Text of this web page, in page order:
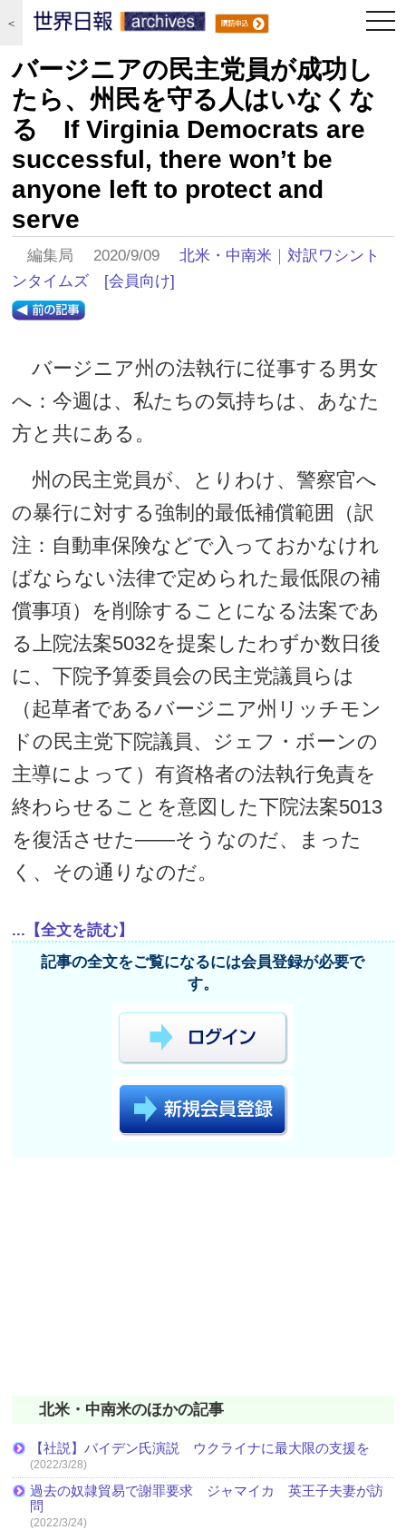
＜
バージニアの民主党員が成功し
たら、州民を守る人はいなくな
る If Virginia Democrats are
successful, there won’t be
anyone left to protect and
serve
編集局 2020/9/09北米・中南米 ｜対訳ワシント
ンタイムズ
[会員向け]
バージニア州の法執行に従事する男女
へ：今週は、私たちの気持ちは、あなた
方と共にある。
州の民主党員が、とりわけ、警察官へ
の暴行に対する強制的最低補償範囲（訳
注：自動車保険などで入っておかなけれ
ばならない法律で定められた最低限の補
償事項）を削除することになる法案であ
る上院法案5032を提案したわずか数日後
に、下院予算委員会の民主党議員らは
（起草者であるバージニア州リッチモン
ドの民主党下院議員、ジェフ・ボーンの
主導によって）有資格者の法執行免責を
終わらせることを意図した下院法案5013
を復活させた――そうなのだ、まった
く、その通りなのだ。
...【全文を読む】
記事の全文をご覧になるには会員登録が必要で
す。
北米・中南米のほかの記事
【社説】バイデン氏演説 ウクライナに最大限の支援を
(2022/3/28)
過去の奴隷貿易で謝罪要求 ジャマイカ 英王子夫妻が訪
問
(2022/3/24)